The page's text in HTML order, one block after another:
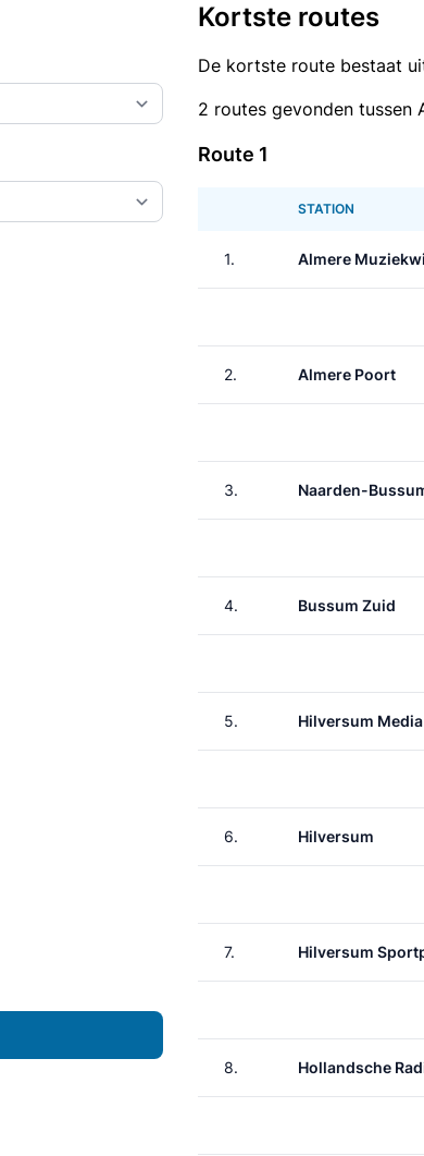
Kortste routes
De kortste route bestaat
2 routes gevonden tussen
Route 1
STATION
1. Almere
2. Almere Poort
3. Naarden-
4. Bussum Zuid
5. Hilversum
6. Hilversum
7. Hilversum
8. Hollandsche